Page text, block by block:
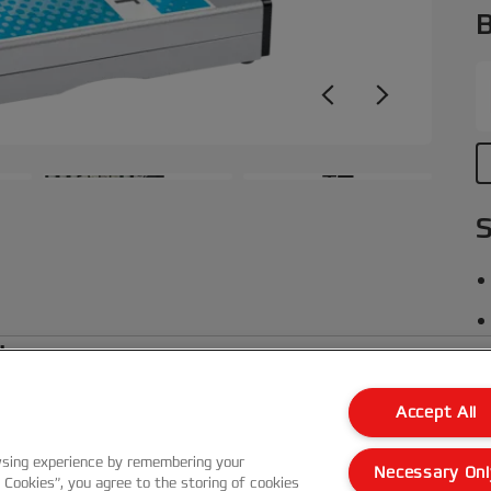
+4
experience by remembering your
you agree to the storing of cookies
Accept All
Necessary